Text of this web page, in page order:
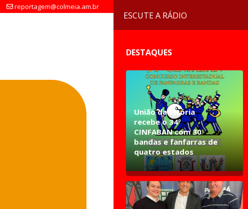
reportagem@colmeia.am.br
ESCUTE A RÁDIO
DESTAQUES
União da Vitória
recebe o 34º
CINFABAN com 30
bandas e fanfarras de
quatro estados